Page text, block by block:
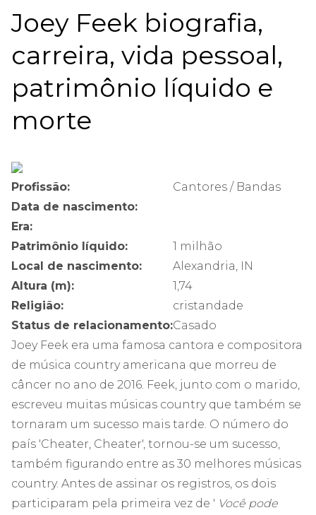
Joey Feek biografia,
carreira, vida pessoal,
patrimônio líquido e
morte
Profissão:
Cantores / Bandas
Data de nascimento:
Era:
Patrimônio líquido:
1 milhão
Local de nascimento:
Alexandria, IN
Altura (m):
1,74
Religião:
cristandade
Status de relacionamento:Casado
Joey Feek era uma famosa cantora e compositora
de música country americana que morreu de
câncer no ano de 2016. Feek, junto com o marido,
escreveu muitas músicas country que também se
tornaram um sucesso mais tarde. O número do
país 'Cheater, Cheater', tornou-se um sucesso,
também figurando entre as 30 melhores músicas
country. Antes de assinar os registros, os dois
participaram pela primeira vez de ' Você pode